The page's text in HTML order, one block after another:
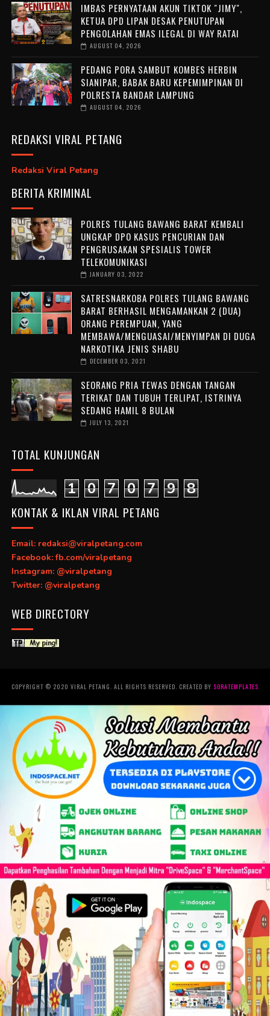
IMBAS PERNYATAAN AKUN TIKTOK "JIMY",
KETUA DPD LIPAN DESAK PENUTUPAN
PENGOLAHAN EMAS ILEGAL DI WAY RATAI
AUGUST 04, 2026
PEDANG PORA SAMBUT KOMBES HERBIN
SIANIPAR, BABAK BARU KEPEMIMPINAN DI
POLRESTA BANDAR LAMPUNG
AUGUST 04, 2026
REDAKSI VIRAL PETANG
Redaksi Viral Petang
BERITA KRIMINAL
POLRES TULANG BAWANG BARAT KEMBALI
UNGKAP DPO KASUS PENCURIAN DAN
PENGRUSAKAN SPESIALIS TOWER
TELEKOMUNIKASI
JANUARY 03, 2022
SATRESNARKOBA POLRES TULANG BAWANG
BARAT BERHASIL MENGAMANKAN 2 (DUA)
ORANG PEREMPUAN, YANG
MEMBAWA/MENGUASAI/MENYIMPAN DI DUGA
NARKOTIKA JENIS SHABU
DECEMBER 03, 2021
SEORANG PRIA TEWAS DENGAN TANGAN
TERIKAT DAN TUBUH TERLIPAT, ISTRINYA
SEDANG HAMIL 8 BULAN
JULY 13, 2021
TOTAL KUNJUNGAN
1 0 7 0 7 9 8
KONTAK & IKLAN VIRAL PETANG
Email: redaksi@viralpetang.com
Facebook: fb.com/viralpetang
Instagram: @viralpetang
Twitter: @viralpetang
WEB DIRECTORY
COPYRIGHT © 2020 VIRAL PETANG. ALL RIGHTS RESERVED. CREATED BY SORATEMPLATES